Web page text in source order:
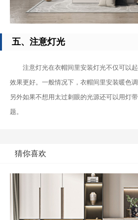
五、注意灯光
注意灯光在衣帽间里安装灯光不仅可以
效果更好。一般情况下，衣帽间里安装暖色
另外如果不想用太过刺眼的光源还可以用灯
题。
猜你喜欢